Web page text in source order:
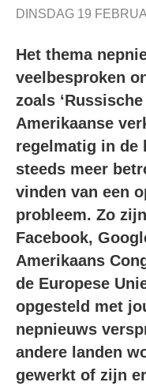
DINSDAG 19
Het thema
veelbesproken
zoals
Amerikaanse
regelmatig in de
steeds meer
vinden van een
probleem. Zo
Facebook,
Amerikaans
de Europese
opgesteld met
nepnieuws
andere landen
gewerkt of zijn